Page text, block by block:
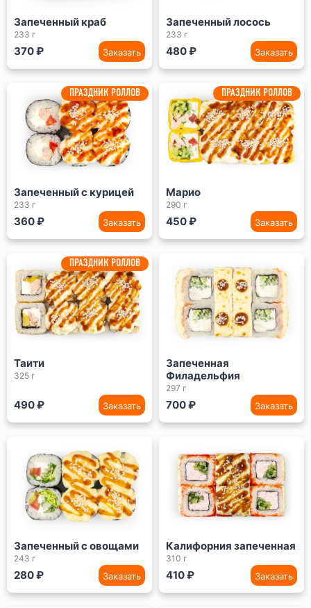
Запеченный краб
233 г
370 ₽ Заказать
Запеченный лосось
233 г
480 ₽ Заказать
ПРАЗДНИК РОЛЛОВ
Запеченный с курицей
233 г
360 ₽ Заказать
ПРАЗДНИК РОЛЛОВ
Марио
290 г
450 ₽ Заказать
ПРАЗДНИК РОЛЛОВ
Таити
325 г
490 ₽ Заказать
Запеченная
Филадельфия
297 г
700 ₽ Заказать
Запеченный с овощами
243 г
280 ₽ Заказать
Калифорния запеченная
310 г
410 ₽ Заказать